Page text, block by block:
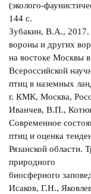
(эколого-
144 с.
Зубакин, В.А., 2017.
вороны и других
на востоке Москвы
Всероссийской
птиц в наземных
г. КМК, Москва,
Иванчев, В.П.,
Современное
птиц и оценка
Рязанской области.
природного
биосферного
Исаков, Г.Н.,